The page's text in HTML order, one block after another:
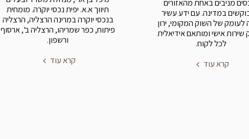
מניבים באחת מהאזורים
במדינה. עם ידע עשיר
לעומק של השוק המקומי, ירון
אישי ומותאם אידיאלית
לכל לקוח.
קרא עוד
תיווך א.א. יפית נכסי יוקרה. מומחית
בנכסי יוקרה במרינה הרצליה, הרצליה
פיתוח, כפר שמריהו, הרצליה ב', ארסוף
ורשפון.
קרא עוד